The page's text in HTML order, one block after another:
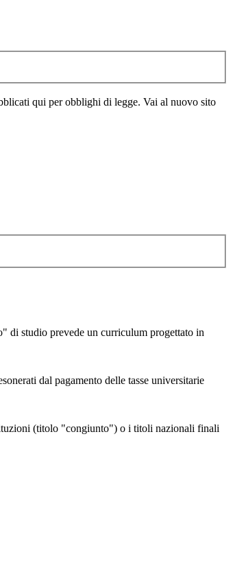
qui per obblighi di legge. Vai al nuovo sito
di studio prevede un curriculum progettato in
dal pagamento delle tasse universitarie
(titolo "congiunto") o i titoli nazionali finali